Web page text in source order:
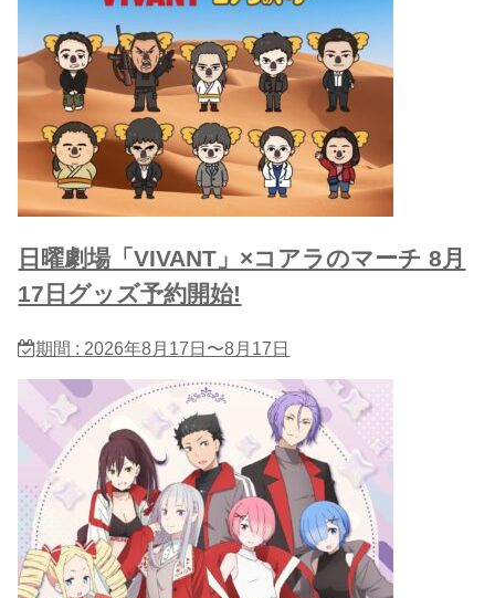
日曜劇場「VIVANT」×コアラのマーチ 8月
17日グッズ予約開始!
期間 : 2026年8月17日〜8月17日